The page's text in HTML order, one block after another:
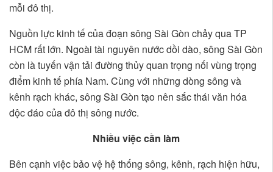
mỗi đô thị.
Nguồn lực kinh tế của đoạn sông Sài Gòn chảy qua TP
HCM rất lớn. Ngoài tài nguyên nước dồi dào, sông Sài Gòn
còn là tuyến vận tải đường thủy quan trọng nối vùng trọng
điểm kinh tế phía Nam. Cùng với những dòng sông và
kênh rạch khác, sông Sài Gòn tạo nên sắc thái văn hóa
độc đáo của đô thị sông nước.
Nhiều việc cần làm
Bên cạnh việc bảo vệ hệ thống sông, kênh, rạch hiện hữu,